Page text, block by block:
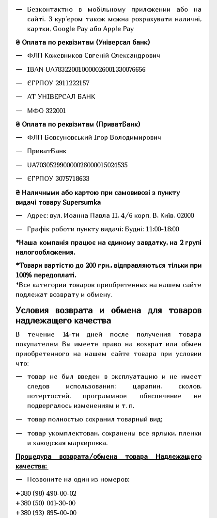
Безконтактно в мобільному приложении або на
сайті. З кур'єром також можна розрахувати наличні,
картки, Google Pay або Apple Pay
₴ Оплата по реквізитам (Універсал банк)
ФЛП Кожевников Євгеній Олександрович
IBAN UA783220010000026001330076656
ЄГРПОУ 2911222157
АТ УНІВЕРСАЛ БАНК
МФО 322001
₴ Оплата по реквізитам (ПриватБанк)
ФЛП Бовсуновський Ігор Володимирович
ПриватБанк
UA703052990000026000015024535
ЄГРПОУ 3075718633
₴ Наличными або картою при самовивозі з пункту
видачі товару Supersumka
Адрес: вул. Иоанна Павла II, 4/6 корп. В, Київ, 02000
Графік роботи пункту видачі: Будні: 11:00-18:00
*Наша компанія працює на єдиному завдатку, на 2 групі
налогообложения.
*Товари вартістю до 200 грн., відправляються тільки при
100% передоплаті.
*Все категории товаров приобретенных на нашем сайте
подлежат возврату и обмену.
Условия возврата и обмена для товаров
надлежащего качества
В течение 14-ти дней после получения товара
покупателем Вы имеете право на возврат или обмен
приобретенного на нашем сайте товара при условии
что:
товар не был введен в эксплуатацию и не имеет
следов использования: царапин, сколов,
потертостей, программное обеспечение не
подвергалось изменениям и т. п.
товар полностью сохранил товарный вид;
товар укомплектован, сохранены все ярлыки, пленки
и заводская маркировка.
Процедура возврата/обмена товара Надлежащего
качества:
Позвоните на один из номеров:
+380 (98) 490-00-02
+380 (50) 041-30-00
+380 (93) 895-00-00